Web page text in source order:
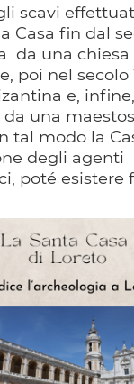
scavi
Casa fin dal
da una chiesa
poi nel secolo
e,
da una
tal modo la
degli agenti
poté esistere